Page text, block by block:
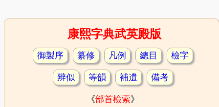
康熙字典武英殿版
御製序 纂修 凡例 總目 檢字
辨似 等韻 補遺 備考
《部首檢索》